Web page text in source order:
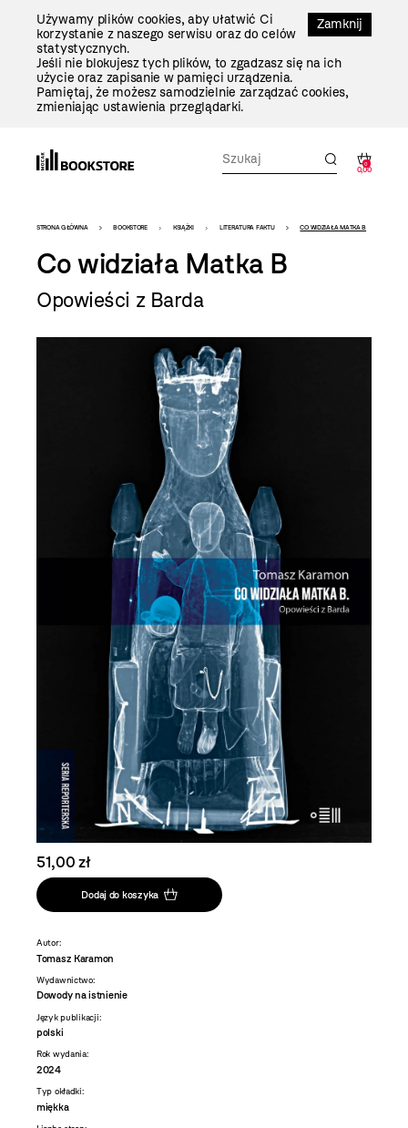
Zamknij
Używamy plików cookies, aby ułatwić Ci
korzystanie z naszego serwisu oraz do celów
statystycznych.
Jeśli nie blokujesz tych plików, to zgadzasz się na ich
użycie oraz zapisanie w pamięci urządzenia.
Pamiętaj, że możesz samodzielnie zarządzać cookies,
zmieniając ustawienia przeglądarki.
0
0,00
Bookstore
-
szablon
szczegóły
STRONA GŁÓWNA BOOKSTORE KSIĄŻKI LITERATURA FAKTU CO WIDZIAŁA MATKA B
Co widziała Matka B
Opowieści z Barda
51,00 zł
Dodaj do koszyka
Autor:
Tomasz Karamon
Wydawnictwo:
Dowody na istnienie
Język publikacji:
polski
Rok wydania:
2024
Typ okładki:
miękka